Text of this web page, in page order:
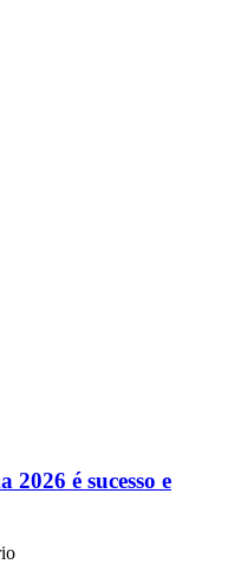
é sucesso e